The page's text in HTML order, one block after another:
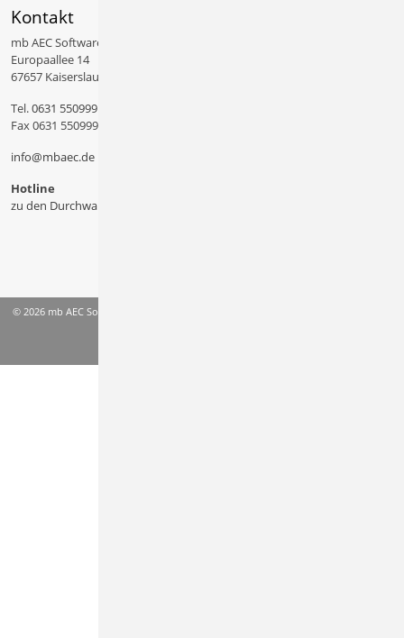
Kontakt
mb AEC Software GmbH
Europaallee 14
67657 Kaiserslautern
Tel.0631 550999 11
Fax 0631 550999 20
info@mbaec.de
Hotline
zu den Durchwahlen
© 2026 mb AEC Software GmbH